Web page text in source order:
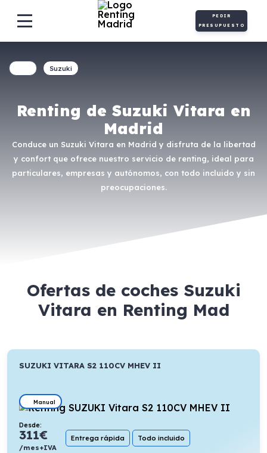
PEDIR
PRESUPUESTO
Renting de Suzuki Vitara en
Madrid
Conduce un Suzuki Vitara en Madrid y disfruta de la libertad
y confort que ofrece nuestro servicio de renting, ideal para
particulares, empresas y autónomos, con todo incluido y sin
preocupaciones.
Suzuki
Ofertas de coches Suzuki
Vitara en Renting Mad
SUZUKI VITARA S2 110CV MHEV II
Manual
Desde:
311€
/mes+IVA
Entrega rápida Todo incluido